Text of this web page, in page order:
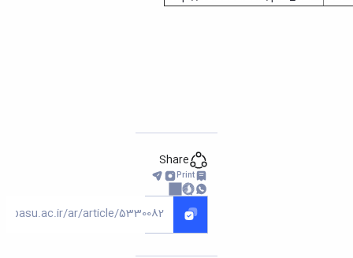
Share
Print